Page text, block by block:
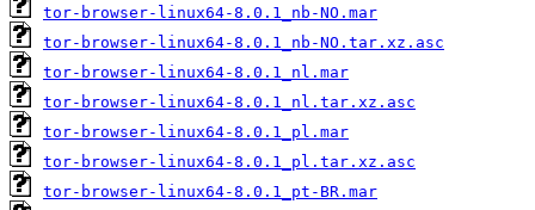
tor-browser-linux64-8.0.1_nb-NO.mar
tor-browser-linux64-8.0.1_nb-NO.tar.xz.asc
tor-browser-linux64-8.0.1_nl.mar
tor-browser-linux64-8.0.1_nl.tar.xz.asc
tor-browser-linux64-8.0.1_pl.mar
tor-browser-linux64-8.0.1_pl.tar.xz.asc
tor-browser-linux64-8.0.1_pt-BR.mar